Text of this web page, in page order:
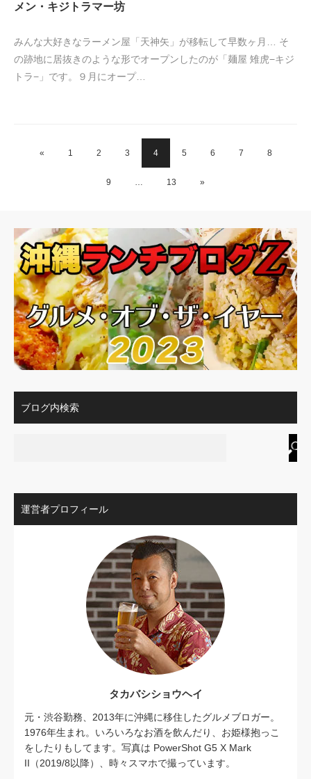
メン・キジトラマー坊
みんな大好きなラーメン屋「天神矢」が移転して早数ヶ月… そ
の跡地に居抜きのような形でオープンしたのが「麺屋 雉虎−キジ
トラ−」です。９月にオープ…
« 1 2 3 4 5 6 7 8
9 … 13 »
ブログ内検索
運営者プロフィール
タカバシショウヘイ
元・渋谷勤務、2013年に沖縄に移住したグルメブロガー。
1976年生まれ。いろいろなお酒を飲んだり、お姫様抱っこ
をしたりもしてます。写真は PowerShot G5 X Mark
II（2019/8以降）、時々スマホで撮っています。